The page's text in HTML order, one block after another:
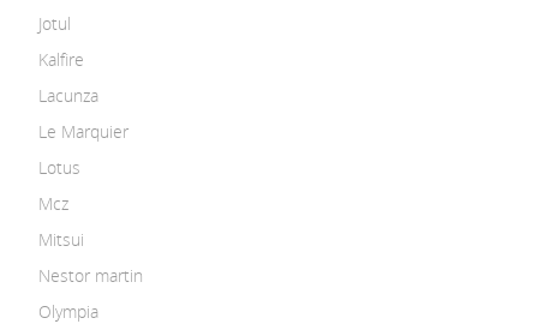
Jotul
Kalfire
Lacunza
Le Marquier
Lotus
Mcz
Mitsui
Nestor martin
Olympia